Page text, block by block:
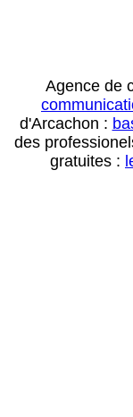
Agence de
d'Arcachon :
des
gratuites :